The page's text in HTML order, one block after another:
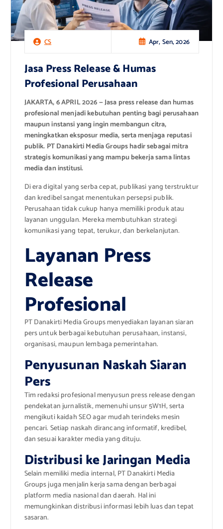
CS Apr, Sen, 2026
Jasa Press Release & Humas
Profesional Perusahaan
JAKARTA, 6 APRIL 2026 — Jasa press release dan humas
profesional menjadi kebutuhan penting bagi perusahaan
maupun instansi yang ingin membangun citra,
meningkatkan eksposur media, serta menjaga reputasi
publik. PT Danakirti Media Groups hadir sebagai mitra
strategis komunikasi yang mampu bekerja sama lintas
media dan institusi.
Di era digital yang serba cepat, publikasi yang terstruktur
dan kredibel sangat menentukan persepsi publik.
Perusahaan tidak cukup hanya memiliki produk atau
layanan unggulan. Mereka membutuhkan strategi
komunikasi yang tepat, terukur, dan berkelanjutan.
Layanan Press
Release
Profesional
PT Danakirti Media Groups menyediakan layanan siaran
pers untuk berbagai kebutuhan perusahaan, instansi,
organisasi, maupun lembaga pemerintahan.
Penyusunan Naskah Siaran
Pers
Tim redaksi profesional menyusun press release dengan
pendekatan jurnalistik, memenuhi unsur 5W1H, serta
mengikuti kaidah SEO agar mudah terindeks mesin
pencari. Setiap naskah dirancang informatif, kredibel,
dan sesuai karakter media yang dituju.
Distribusi ke Jaringan Media
Selain memiliki media internal, PT Danakirti Media
Groups juga menjalin kerja sama dengan berbagai
platform media nasional dan daerah. Hal ini
memungkinkan distribusi informasi lebih luas dan tepat
sasaran.